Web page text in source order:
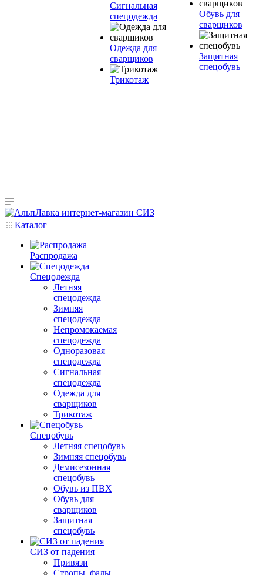
Сигнальная
спецодежда
Одежда для
сварщиков
Трикотаж
Обувь для
сварщиков
Защитная
спецобувь
Каталог
Распродажа
Спецодежда
Летняя
спецодежда
Зимняя
спецодежда
Непромокаемая
спецодежда
Одноразовая
спецодежда
Сигнальная
спецодежда
Одежда для
сварщиков
Трикотаж
Спецобувь
Летняя спецобувь
Зимняя спецобувь
Демисезонная
спецобувь
Обувь из ПВХ
Обувь для
сварщиков
Защитная
спецобувь
СИЗ от падения
Привязи
Стропы, фалы,